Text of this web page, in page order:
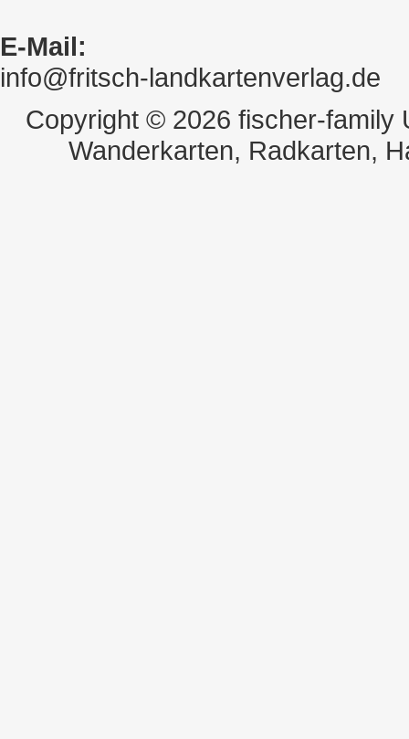
E-Mail:
info@fritsch-landkartenverlag.de
Copyright © 2026 fischer-family
Wanderkarten, Radkarten,